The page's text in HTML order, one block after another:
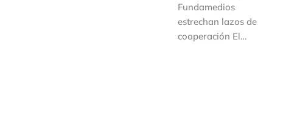
Fundamedios
estrechan lazos de
cooperación El…